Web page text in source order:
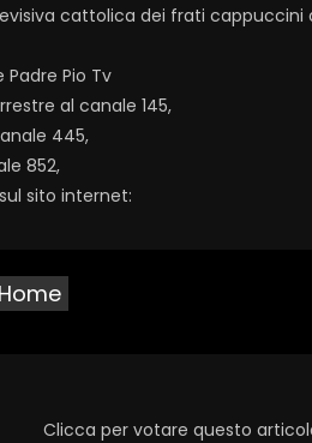
cattolica dei frati cappuccini
Padre Pio Tv
al canale 145,
445,
852,
sito internet:
Home
Clicca per votare questo